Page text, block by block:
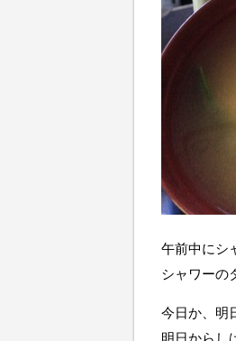
午前中にシ
シャワーの
今日か、明
明日からし